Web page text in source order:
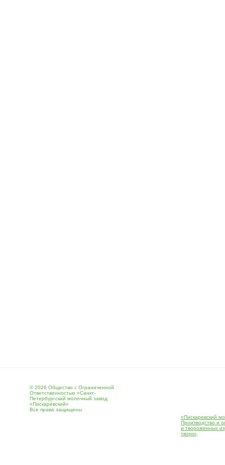
© 2026 Общество с Ограниченной
Ответственностью «Санкт-
Петербургский молочный завод
«Пискарёвский»
Все права защищены
«Пискаревский
Производство и
и твороженных
творог.